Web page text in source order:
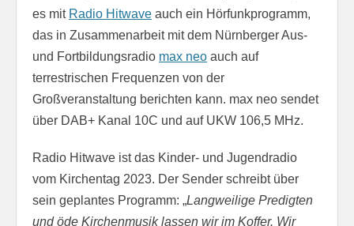
es mit Radio Hitwave auch ein Hörfunkprogramm,
das in Zusammenarbeit mit dem Nürnberger Aus-
und Fortbildungsradio max neo auch auf
terrestrischen Frequenzen von der
Großveranstaltung berichten kann. max neo sendet
über DAB+ Kanal 10C und auf UKW 106,5 MHz.
Radio Hitwave ist das Kinder- und Jugendradio
vom Kirchentag 2023. Der Sender schreibt über
sein geplantes Programm: „Langweilige Predigten
und öde Kirchenmusik lassen wir im Koffer. Wir